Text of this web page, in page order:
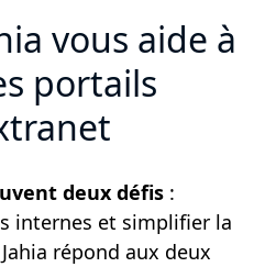
vous aide à
portails
deux défis :
internes et simplifier la
répond aux deux